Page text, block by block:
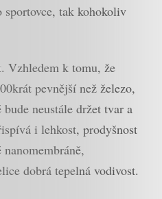
tak kohokoliv
Vzhledem k tomu, že
pevnější než železo,
neustále držet tvar a
i lehkost, prodyšnost
dobrá tepelná vodivost.